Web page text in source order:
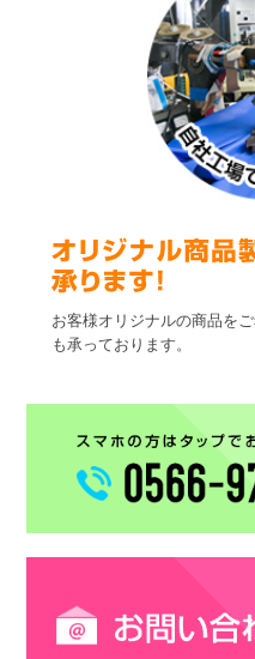
お客様オリジナルの商品を
も承っております。